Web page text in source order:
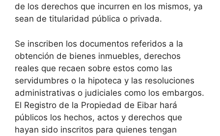
de los derechos que incurren en los mismos, ya
sean de titularidad pública o privada.
Se inscriben los documentos referidos a la
obtención de bienes inmuebles, derechos
reales que recaen sobre estos como las
servidumbres o la hipoteca y las resoluciones
administrativas o judiciales como los embargos.
El Registro de la Propiedad de Eibar hará
públicos los hechos, actos y derechos que
hayan sido inscritos para quienes tengan